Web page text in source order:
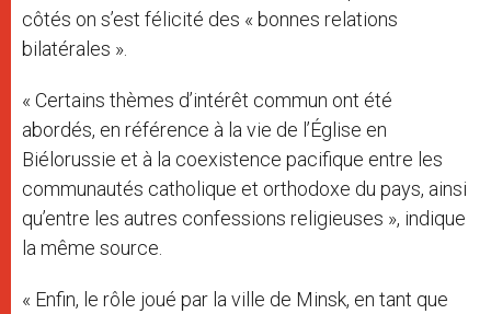
côtés on s’est félicité des « bonnes relations
bilatérales ».
« Certains thèmes d’intérêt commun ont été
abordés, en référence à la vie de l’Église en
Biélorussie et à la coexistence pacifique entre les
communautés catholique et orthodoxe du pays, ainsi
qu’entre les autres confessions religieuses », indique
la même source.
« Enfin, le rôle joué par la ville de Minsk, en tant que